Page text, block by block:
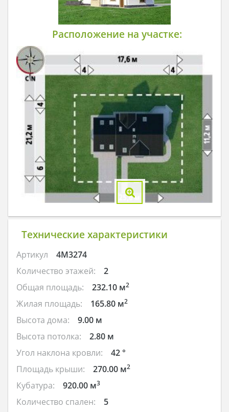
Расположение на участке:
Технические характеристики
Артикул
4M3274
Количество этажей:
2
Общая площадь:
232.10 м2
Жилая площадь: 165.80 м2
Высота дома:
9.00 м
Высота потолка:
2.80 м
Угол наклона кровли:
42 °
Площадь крыши:
270.00 м2
Кубатура: 920.00 м3
Количество спален: 5